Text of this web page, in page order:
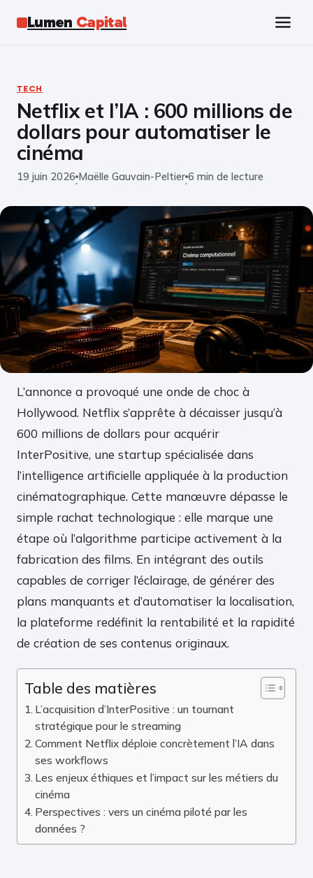
Lumen Capital
Business
Finance
Marketing
Éducation
Emploi
TECH
Netflix et l’IA : 600 millions de
dollars pour automatiser le
cinéma
19 juin 2026
·
Maëlle Gauvain-Peltier
·
6 min de lecture
L’annonce a provoqué une onde de choc à
Hollywood. Netflix s’apprête à décaisser jusqu’à
600 millions de dollars pour acquérir
InterPositive, une startup spécialisée dans
l’intelligence artificielle appliquée à la production
cinématographique. Cette manœuvre dépasse le
simple rachat technologique : elle marque une
étape où l’algorithme participe activement à la
fabrication des films. En intégrant des outils
capables de corriger l’éclairage, de générer des
plans manquants et d’automatiser la localisation,
la plateforme redéfinit la rentabilité et la rapidité
de création de ses contenus originaux.
Table des matières
L’acquisition d’InterPositive : un tournant
stratégique pour le streaming
Comment Netflix déploie concrètement l’IA dans
ses workflows
Les enjeux éthiques et l’impact sur les métiers du
cinéma
Perspectives : vers un cinéma piloté par les
données ?